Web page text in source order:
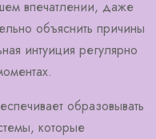
впечатлении, даже
объяснить причины
интуиция регулярно
образовывать
которые